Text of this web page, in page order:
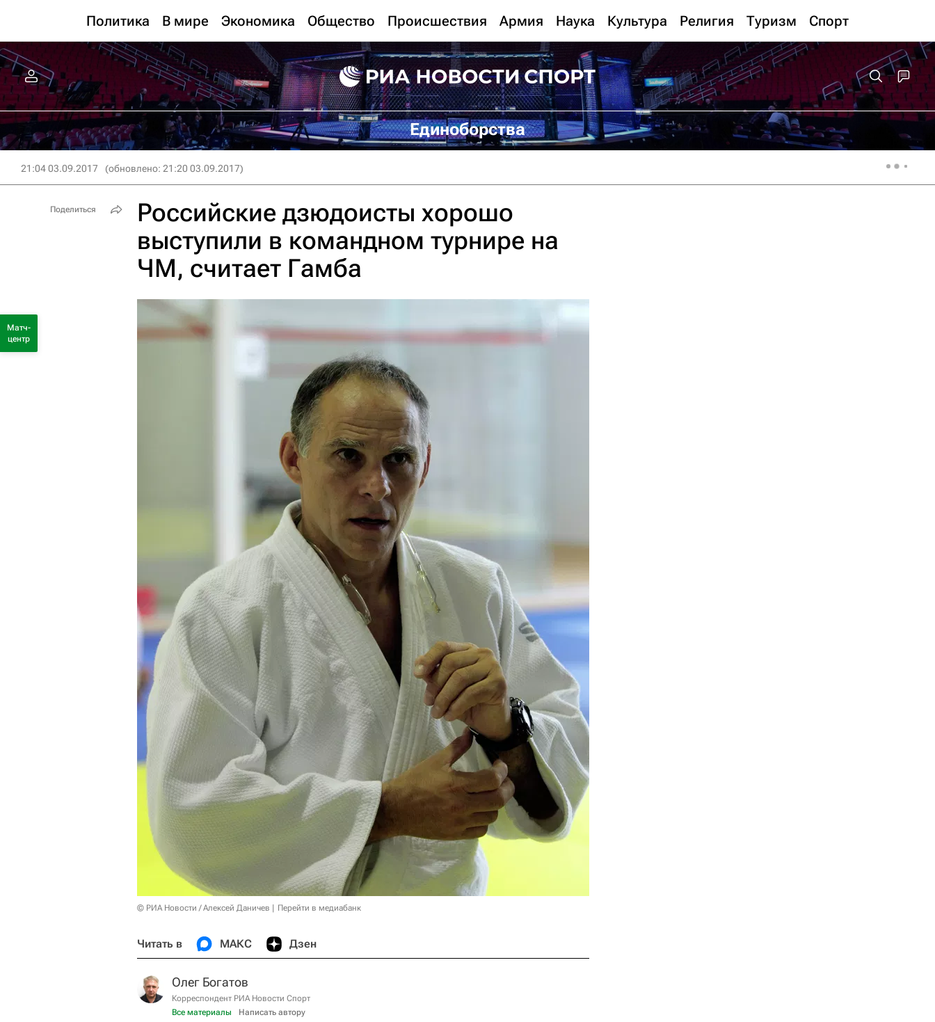
Политика В мире Экономика Общество Происшествия Армия Наука Культура Религия Туризм Спорт
Единоборства
21:04 03.09.2017 (обновлено: 21:20 03.09.2017)
Российские дзюдоисты хорошо
выступили в командном турнире на
ЧМ, считает Гамба
© РИА Новости / Алексей Даничев Перейти в медиабанк
Читать в МАКС Дзен
Олег Богатов
Корреспондент РИА Новости Спорт
Все материалы
Написать автору
Поделиться
Матч-
центр